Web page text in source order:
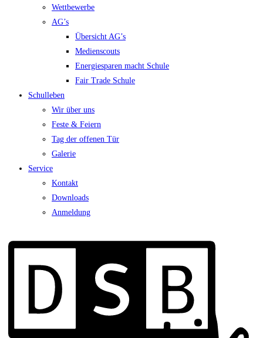
Wettbewerbe
AG’s
Übersicht AG’s
Medienscouts
Energiesparen macht Schule
Fair Trade Schule
Schulleben
Wir über uns
Feste & Feiern
Tag der offenen Tür
Galerie
Service
Kontakt
Downloads
Anmeldung